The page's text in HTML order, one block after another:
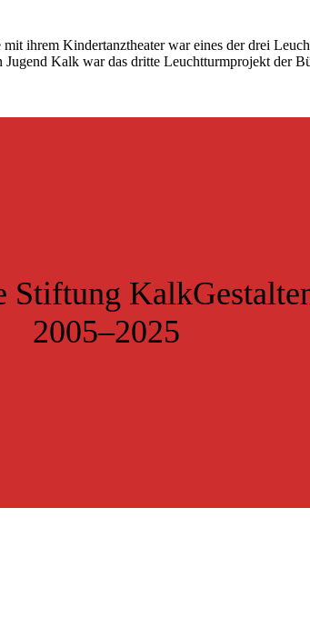
ihrem Kindertanztheater war eines der drei
Kalk war das dritte Leuchtturmprojekt der
Stiftung
2005–2025